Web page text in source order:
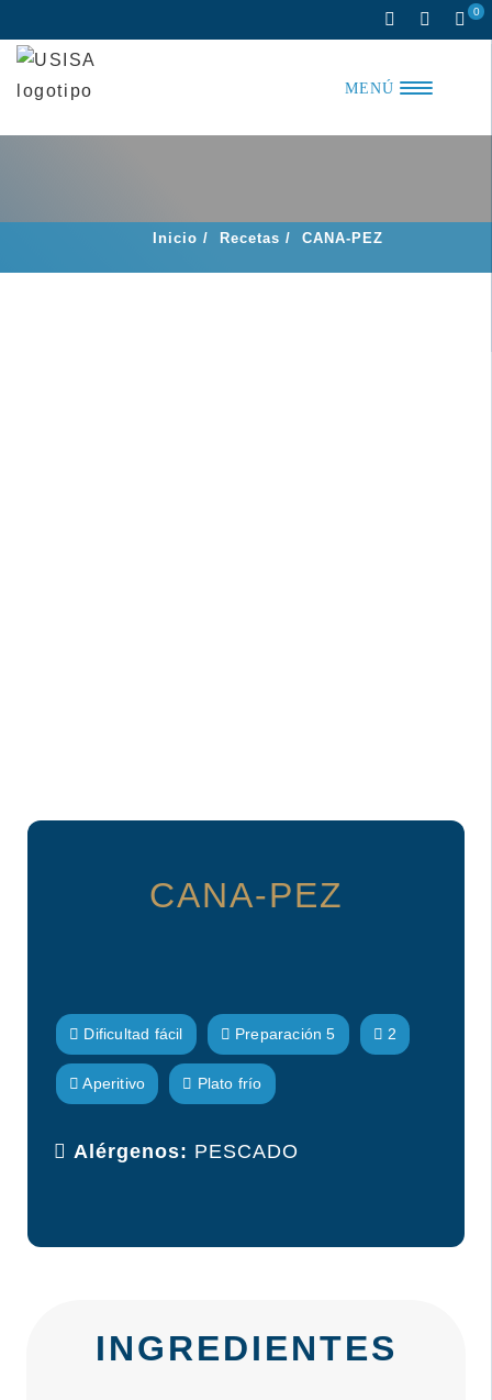
contenido
0
MENÚ
Inicio / Recetas / CANA-PEZ
CANA-PEZ
Dificultad fácil Preparación 5 2
Aperitivo Plato frío
Alérgenos: PESCADO
INGREDIENTES